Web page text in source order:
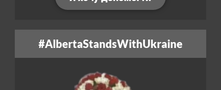
#AlbertaStandsWithUkraine